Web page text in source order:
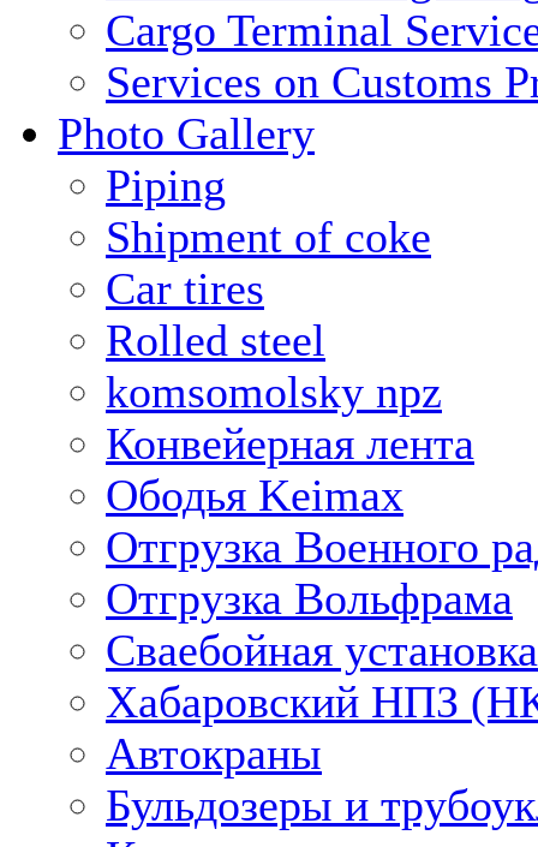
Cargo Terminal
Services on Customs
Photo Gallery
Piping
Shipment of coke
Car tires
Rolled steel
komsomolsky npz
Конвейерная лента
Ободья Keimax
Отгрузка Военного
Отгрузка Вольфрама
Сваебойная установка
Хабаровский НПЗ
Автокраны
Бульдозеры и